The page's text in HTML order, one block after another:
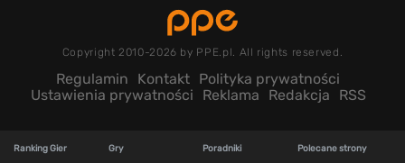
Copyright 2010-2026 by PPE.pl. All rights reserved.
Regulamin Kontakt Polityka prywatności
Ustawienia prywatności
Reklama Redakcja RSS
Ranking Gier Gry Poradniki Polecane strony